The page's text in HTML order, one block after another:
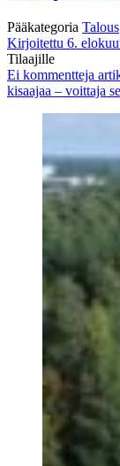
Pääkategoria Talous
Kirjoitettu 6.
Tilaajille
Ei kommentteja
kisaajaa – voittaja